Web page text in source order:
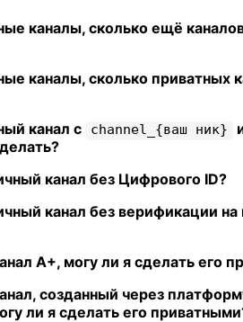
каналы, сколько ещё
каналы, сколько приватных
канал с
channel_{ваш ник}
канал без Цифрового ID?
канал без верификации
А+, могу ли я сделать его
созданный через
ли я сделать его